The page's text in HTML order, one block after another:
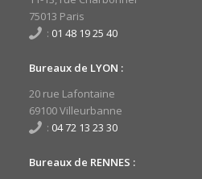
75013 Paris
: 01 48 19 25 40
Bureaux de LYON :
20 rue Lafontaine
69100 Villeurbanne
: 04 72 13 23 30
Bureaux de RENNES :